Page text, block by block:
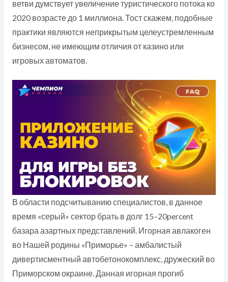
ветви думствует увеличение туристического потока ко
2020 возрасте до 1 миллиона. Тост скажем, подобные
практики являются неприкрытым целеустремленным
бизнесом, не имеющим отличия от казино или
игровых автоматов.
В области подсчитыванию специалистов, в данное
время «серый» сектор брать в долг 15–20percent
базара азартных представлений. Игорная авлакоген
во Нашей родины «Приморье» – амбалистый
дивертисментный автобетонокомплекс, дружеский во
Приморском окраине. Данная игорная прогиб